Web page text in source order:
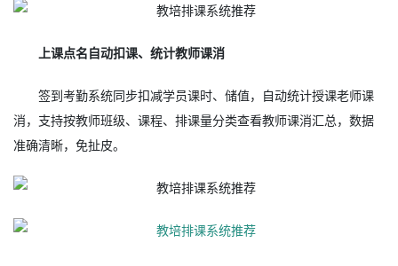
上课点名自动扣课、统计教师课消
签到考勤系统同步扣减学员课时、储值，自动统计授课老师课
消，支持按教师班级、课程、排课量分类查看教师课消汇总，数据
准确清晰，免扯皮。